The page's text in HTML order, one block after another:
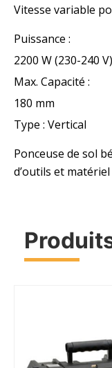
Vitesse variable
Puissance :
2200 W (230-240
Max. Capacité :
180 mm
Type : Vertical
Ponceuse de sol
d’outils et